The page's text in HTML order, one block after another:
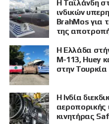
Η Ταϊλάνδη
ινδικών
BrahMos για
της
Η Ελλάδα
M-113, Huey
στην Τουρκία
Η Ινδία
αεροπορικής
κινητήρας